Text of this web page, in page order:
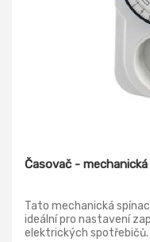
Časovač -
Tato mechanická
ideální pro nastavení
elektrických spotřebičů.